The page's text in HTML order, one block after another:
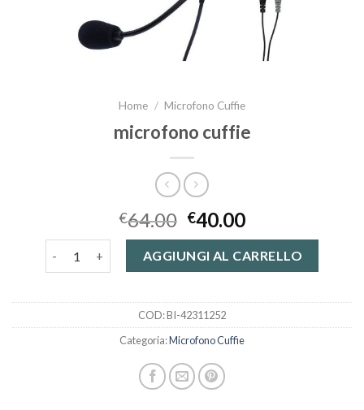
Home / Microfono Cuffie
microfono cuffie
€64.00 €40.00
microfono cuffie quantitàAGGIUNGI AL CARRELLO
COD:BI-42311252
Categoria:Microfono Cuffie